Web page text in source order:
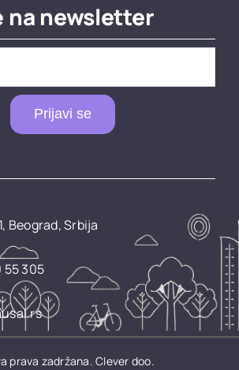
na newsletter
Prijavi se
Beograd, Srbija
55 305
prava zadržana.Clever doo.